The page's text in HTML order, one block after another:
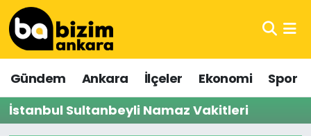
Gündem Ankara İlçeler Ekonomi
Spor
İstanbul Sultanbeyli Namaz Vakitleri
Hava Durumu
Trafik Durumu
Süper Lig Puan Durumu ve Fikstür